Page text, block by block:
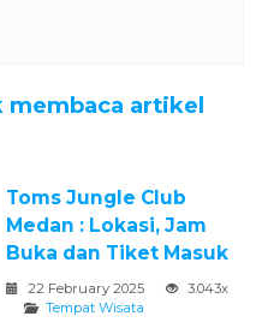
artikel
Toms Jungle Club
Medan : Lokasi, Jam
Buka dan Tiket Masuk
22 February 2025
3.043x
Tempat Wisata